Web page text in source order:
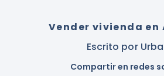
Vender vivienda en
Escrito por
Compartir en redes